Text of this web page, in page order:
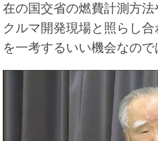
在の国交省の燃費計測方
クルマ開発現場と照らし
を一考するいい機会なので